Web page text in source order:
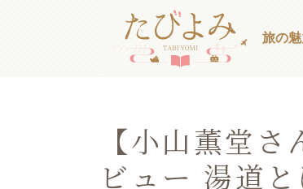
旅の
【小山薫堂
ビュー 湯道と